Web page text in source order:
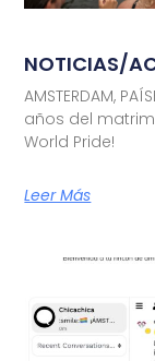
NOTICIAS/
AMSTERDAM,
años del
World Pride!
Leer Más